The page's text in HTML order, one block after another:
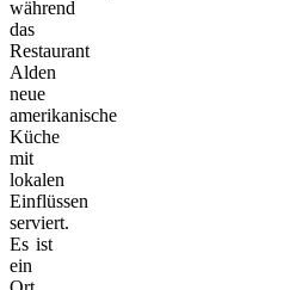
während
das
Restaurant
Alden
neue
amerikanische
Küche
mit
lokalen
Einflüssen
serviert.
Es ist
ein